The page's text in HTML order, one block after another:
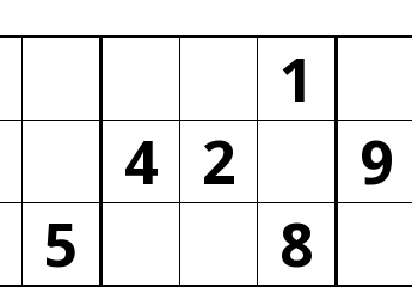
1
4 2
9
5
8